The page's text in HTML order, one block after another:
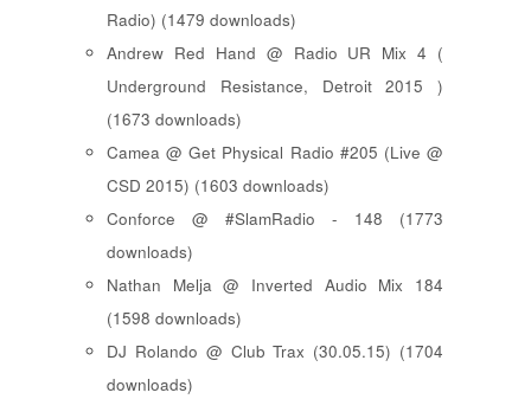
Radio) (1479 downloads)
Andrew Red Hand @ Radio UR Mix 4 (
Underground Resistance, Detroit 2015 )
(1673 downloads)
Camea @ Get Physical Radio #205 (Live @
CSD 2015) (1603 downloads)
Conforce @ #SlamRadio - 148 (1773
downloads)
Nathan Melja @ Inverted Audio Mix 184
(1598 downloads)
DJ Rolando @ Club Trax (30.05.15) (1704
downloads)